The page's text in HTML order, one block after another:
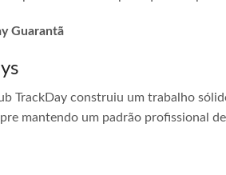
Guarantã
TrackDay construiu um trabalho
mantendo um padrão profissional